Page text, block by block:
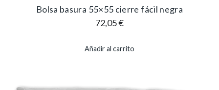
Bolsa basura 55×55 cierre fácil negra
72,05€
Añadir al carrito